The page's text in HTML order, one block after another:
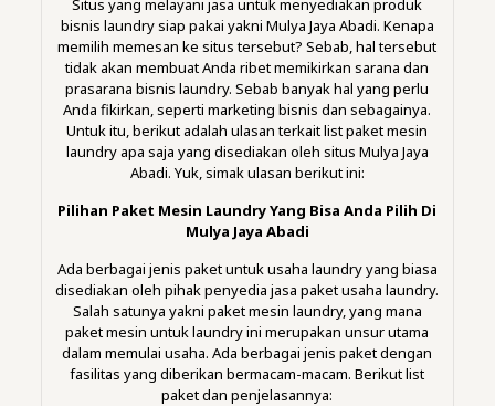
Situs yang melayani jasa untuk menyediakan produk
bisnis laundry siap pakai yakni Mulya Jaya Abadi. Kenapa
memilih memesan ke situs tersebut? Sebab, hal tersebut
tidak akan membuat Anda ribet memikirkan sarana dan
prasarana bisnis laundry. Sebab banyak hal yang perlu
Anda fikirkan, seperti marketing bisnis dan sebagainya.
Untuk itu, berikut adalah ulasan terkait list paket mesin
laundry apa saja yang disediakan oleh situs Mulya Jaya
Abadi. Yuk, simak ulasan berikut ini:
Pilihan Paket Mesin Laundry Yang Bisa Anda Pilih Di
Mulya Jaya Abadi
Ada berbagai jenis paket untuk usaha laundry yang biasa
disediakan oleh pihak penyedia jasa paket usaha laundry.
Salah satunya yakni paket mesin laundry, yang mana
paket mesin untuk laundry ini merupakan unsur utama
dalam memulai usaha. Ada berbagai jenis paket dengan
fasilitas yang diberikan bermacam-macam. Berikut list
paket dan penjelasannya: